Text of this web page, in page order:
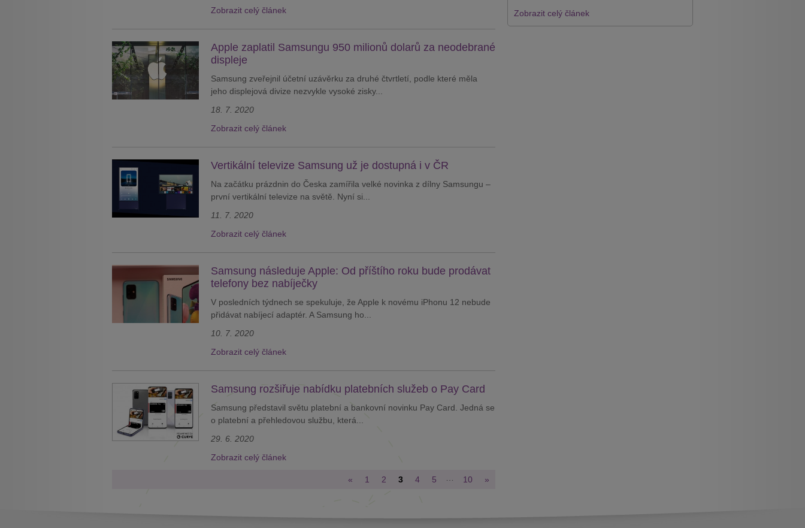
Zobrazit celý článek
Apple zaplatil Samsungu 950 milionů dolarů za neodebrané
displeje
Samsung zveřejnil účetní uzávěrku za druhé čtvrtletí, podle které měla
jeho displejová divize nezvykle vysoké zisky...
18. 7. 2020
Zobrazit celý článek
Vertikální televize Samsung už je dostupná i v ČR
Na začátku prázdnin do Česka zamířila velké novinka z dílny Samsungu –
první vertikální televize na světě. Nyní si...
11. 7. 2020
Zobrazit celý článek
Samsung následuje Apple: Od příštího roku bude prodávat
telefony bez nabíječky
V posledních týdnech se spekuluje, že Apple k novému iPhonu 12 nebude
přidávat nabíjecí adaptér. A Samsung ho...
10. 7. 2020
Zobrazit celý článek
Samsung rozšiřuje nabídku platebních služeb o Pay Card
Samsung představil světu platební a bankovní novinku Pay Card. Jedná se
o platební a přehledovou službu, která...
29. 6. 2020
Zobrazit celý článek
« 1 2 3 4 5 10 »
Zobrazit celý článek